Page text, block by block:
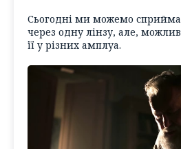
Сьогодні ми можемо
через одну лінзу, але,
її у різних амплуа.